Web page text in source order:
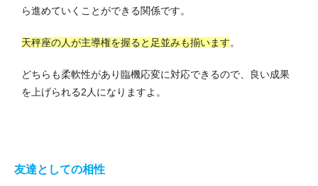
ら進めていくことができる関係です。
天秤座の人が主導権を握ると足並みも揃います。
どちらも柔軟性があり臨機応変に対応できるので、良い成果
を上げられる2人になりますよ。
友達としての相性